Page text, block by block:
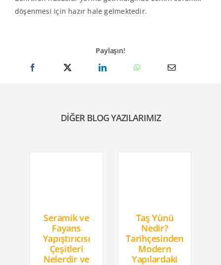
döşenmesi için hazır hale gelmektedir.
Paylaşın!
DİĞER BLOG YAZILARIMIZ
Seramik ve
Fayans
Yapıştırıcısı
Çeşitleri
Nelerdir ve
Taş Yünü
Nedir?
Tarihçesinden
Modern
Yapılardaki